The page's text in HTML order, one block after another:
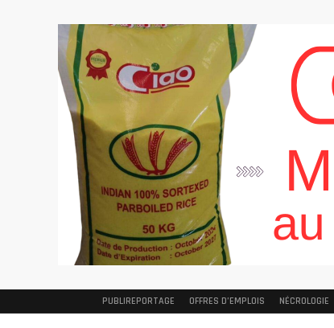
PUBLIREPORTAGE OFFRES D’EMPLOIS NÉCROLOGIE